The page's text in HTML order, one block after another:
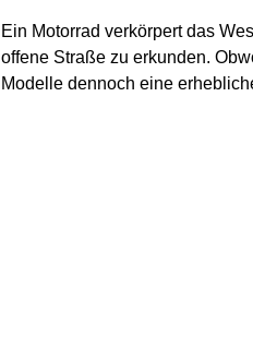
Ein Motorrad verkörpert das
offene Straße zu erkunden.
Modelle dennoch eine